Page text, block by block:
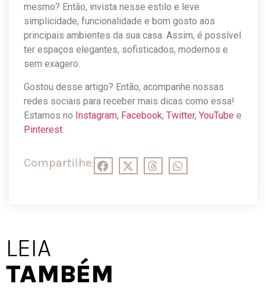
mesmo? Então, invista nesse estilo e leve
simplicidade, funcionalidade e bom gosto aos
principais ambientes da sua casa. Assim, é possível
ter espaços elegantes, sofisticados, modernos e
sem exagero.
Gostou desse artigo? Então, acompanhe nossas
redes sociais para receber mais dicas como essa!
Estamos no Instagram, Facebook, Twitter, YouTube e
Pinterest
Compartilhe:
LEIA
TAMBÉM